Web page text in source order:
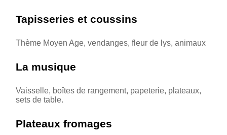
Tapisseries et coussins
Thème Moyen Age, vendanges, fleur de lys, animaux
La musique
Vaisselle, boîtes de rangement, papeterie, plateaux,
sets de table.
Plateaux fromages